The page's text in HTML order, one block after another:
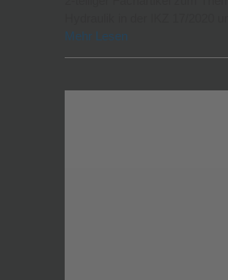
Mehr Lesen